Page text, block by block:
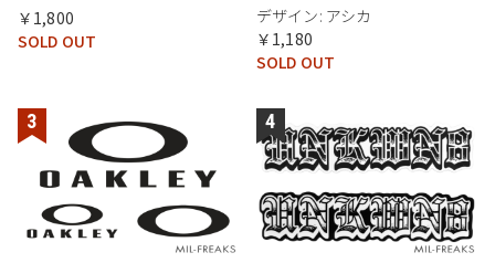
￥1,800
SOLD OUT
デザイン: アシカ
￥1,180
SOLD OUT